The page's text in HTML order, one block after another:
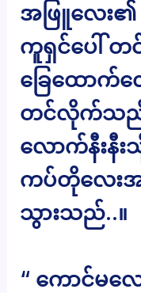
အဖြူလေး၏
ကူရှင်ပေါ် တ
ခြေထောက်လ
တင်လိုက်သည်
လောက်နီးနီ
ကပ်တိုလေး
သွားသည်..။
“ ကောင်မ